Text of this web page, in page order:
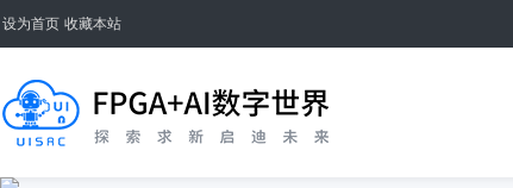
设为首页 收藏本站